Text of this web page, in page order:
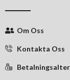
o
-
f
-
i
n
Om Oss
Kontakta Oss